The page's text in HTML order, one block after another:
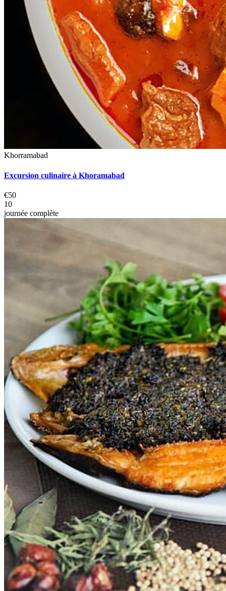
Khorramabad
Excursion culinaire à Khoramabad
€50
10
journée complète